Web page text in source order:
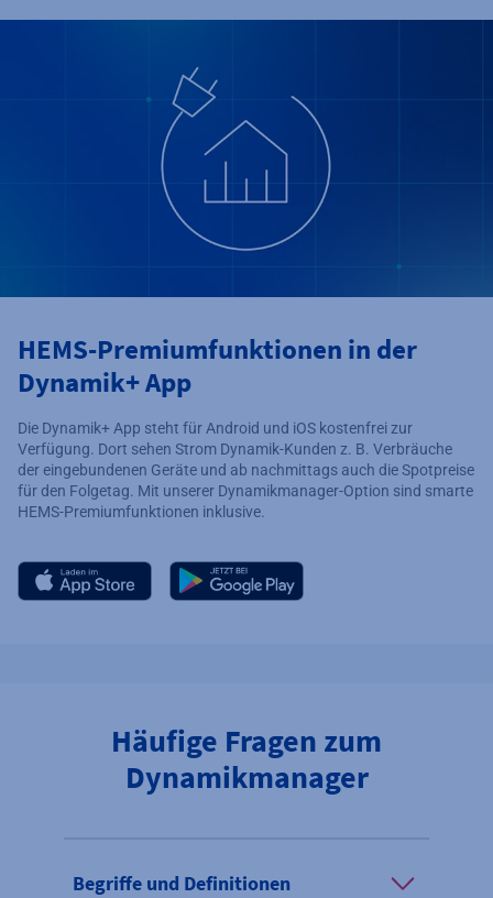
HEMS-Premiumfunktionen in der
Dynamik+ App
Die Dynamik+ App steht für Android und iOS kostenfrei zur
Verfügung. Dort sehen Strom Dynamik-Kunden z. B. Verbräuche
der eingebundenen Geräte und ab nachmittags auch die Spotpreise
für den Folgetag. Mit unserer Dynamikmanager-Option sind smarte
HEMS-Premiumfunktionen inklusive.
Häufige Fragen zum
Dynamikmanager
Begriffe und Definitionen